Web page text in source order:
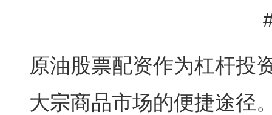
原油股票配资作为杠杆投
大宗商品市场的便捷途径